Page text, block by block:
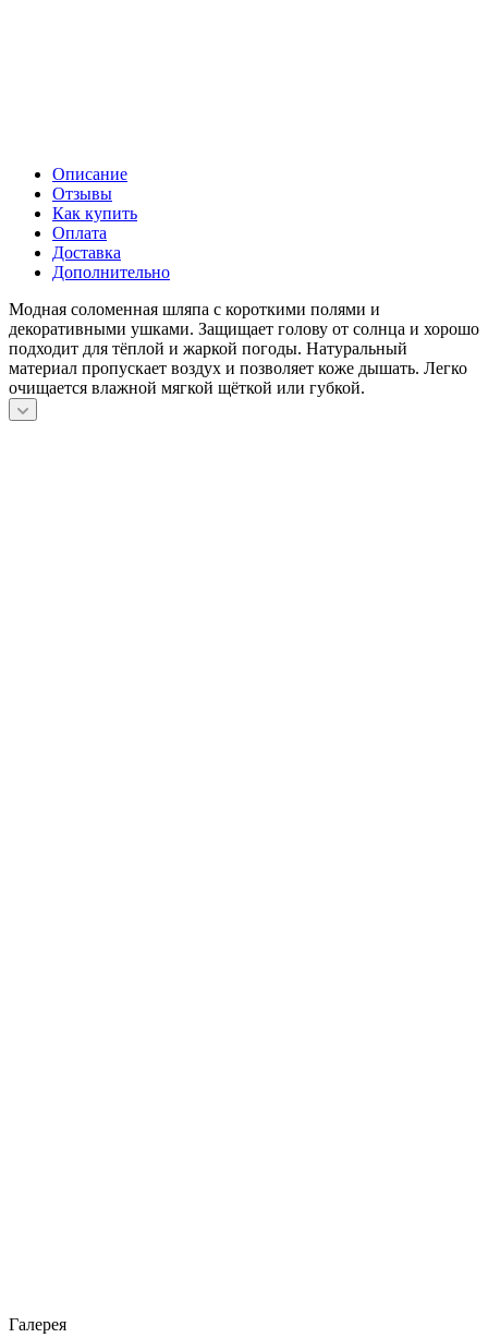
Описание
Отзывы
Как купить
Оплата
Доставка
Дополнительно
Модная соломенная шляпа с короткими полями и
декоративными ушками. Защищает голову от солнца и хорошо
подходит для тёплой и жаркой погоды. Натуральный
материал пропускает воздух и позволяет коже дышать. Легко
очищается влажной мягкой щёткой или губкой.
Галерея